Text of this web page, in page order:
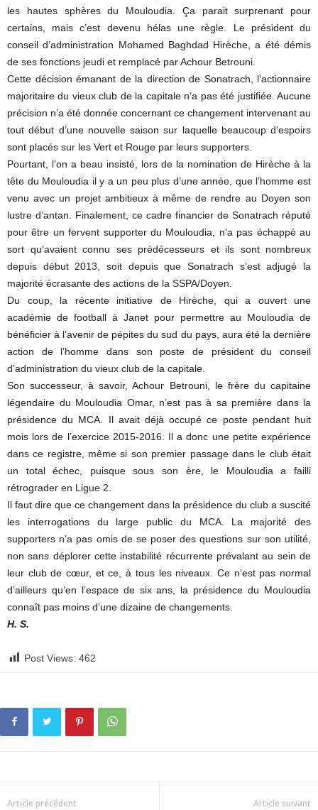
les hautes sphères du Mouloudia. Ça parait surprenant pour
certains, mais c’est devenu hélas une règle. Le président du
conseil d’administration Mohamed Baghdad Hirèche, a été démis
de ses fonctions jeudi et remplacé par Achour Betrouni.
Cette décision émanant de la direction de Sonatrach, l’actionnaire
majoritaire du vieux club de la capitale n’a pas été justifiée. Aucune
précision n’a été donnée concernant ce changement intervenant au
tout début d’une nouvelle saison sur laquelle beaucoup d’espoirs
sont placés sur les Vert et Rouge par leurs supporters.
Pourtant, l’on a beau insisté, lors de la nomination de Hirèche à la
tête du Mouloudia il y a un peu plus d’une année, que l’homme est
venu avec un projet ambitieux à même de rendre au Doyen son
lustre d’antan. Finalement, ce cadre financier de Sonatrach réputé
pour être un fervent supporter du Mouloudia, n’a pas échappé au
sort qu’avaient connu ses prédécesseurs et ils sont nombreux
depuis début 2013, soit depuis que Sonatrach s’est adjugé la
majorité écrasante des actions de la SSPA/Doyen.
Du coup, la récente initiative de Hirèche, qui a ouvert une
académie de football à Janet pour permettre au Mouloudia de
bénéficier à l’avenir de pépites du sud du pays, aura été la dernière
action de l’homme dans son poste de président du conseil
d’administration du vieux club de la capitale.
Son successeur, à savoir, Achour Betrouni, le frère du capitaine
légendaire du Mouloudia Omar, n’est pas à sa première dans la
présidence du MCA. Il avait déjà occupé ce poste pendant huit
mois lors de l’exercice 2015-2016. Il a donc une petite expérience
dans ce registre, même si son premier passage dans le club était
un total échec, puisque sous son ère, le Mouloudia a failli
rétrograder en Ligue 2.
Il faut dire que ce changement dans la présidence du club a suscité
les interrogations du large public du MCA. La majorité des
supporters n’a pas omis de se poser des questions sur son utilité,
non sans déplorer cette instabilité récurrente prévalant au sein de
leur club de cœur, et ce, à tous les niveaux. Ce n’est pas normal
d’ailleurs qu’en l’espace de six ans, la présidence du Mouloudia
connaît pas moins d’une dizaine de changements.
H. S.
Post Views: 462
Article précédent Article suivant